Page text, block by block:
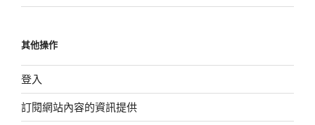
其他操作
登入
訂閱網站內容的資訊提供